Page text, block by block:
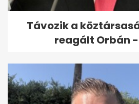
Távozik a
reagált Orbán -